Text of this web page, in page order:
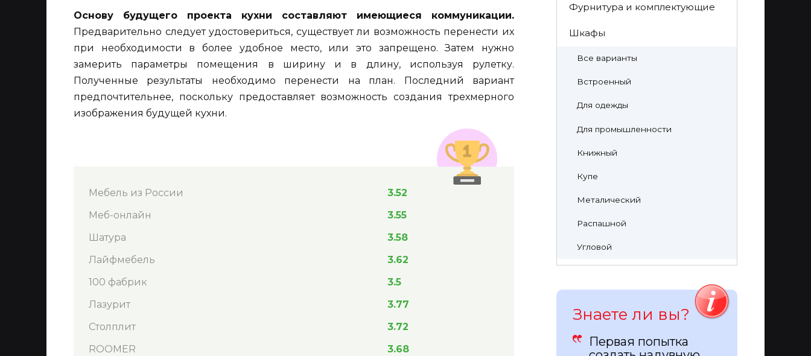
Основу будущего проекта кухни составляют имеющиеся коммуникации.
Предварительно следует удостовериться, существует ли возможность перенести их
при необходимости в более удобное место, или это запрещено. Затем нужно
замерить параметры помещения в ширину и в длину, используя рулетку.
Полученные результаты необходимо перенести на план. Последний вариант
предпочтительнее, поскольку предоставляет возможность создания трехмерного
изображения будущей кухни.
Мебель из России
3.52
Меб-онлайн
3.55
Шатура
3.58
Лайфмебель
3.62
100 фабрик
3.5
Лазурит
3.77
Столплит
3.72
ROOMER
3.68
Фурнитура и комплектующие
Шкафы
Все варианты
Встроенный
Для одежды
Для промышленности
Книжный
Купе
Металический
Распашной
Угловой
Знаете ли вы?
Первая попытка